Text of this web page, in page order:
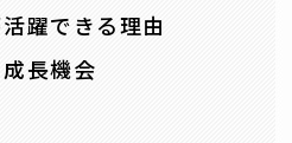
躍できる理由
長機会